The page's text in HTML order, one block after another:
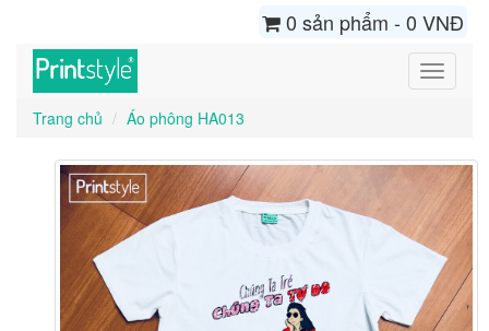
0 sản phẩm - 0 VNĐ
Toggle
Trang chủ
Áo phông HA013